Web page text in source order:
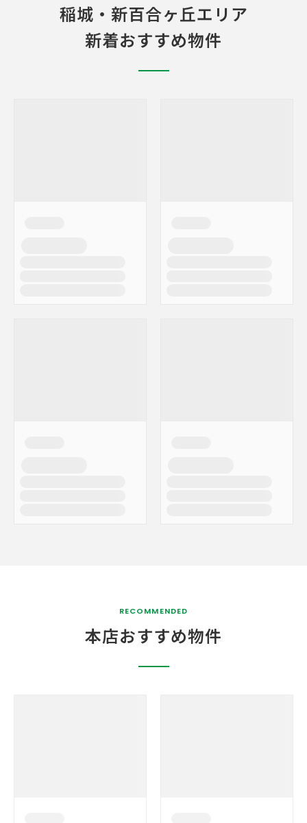
稲城・ 新百合ヶ丘エリア
新着おすすめ物件
RECOMMENDED
本店おすすめ物件